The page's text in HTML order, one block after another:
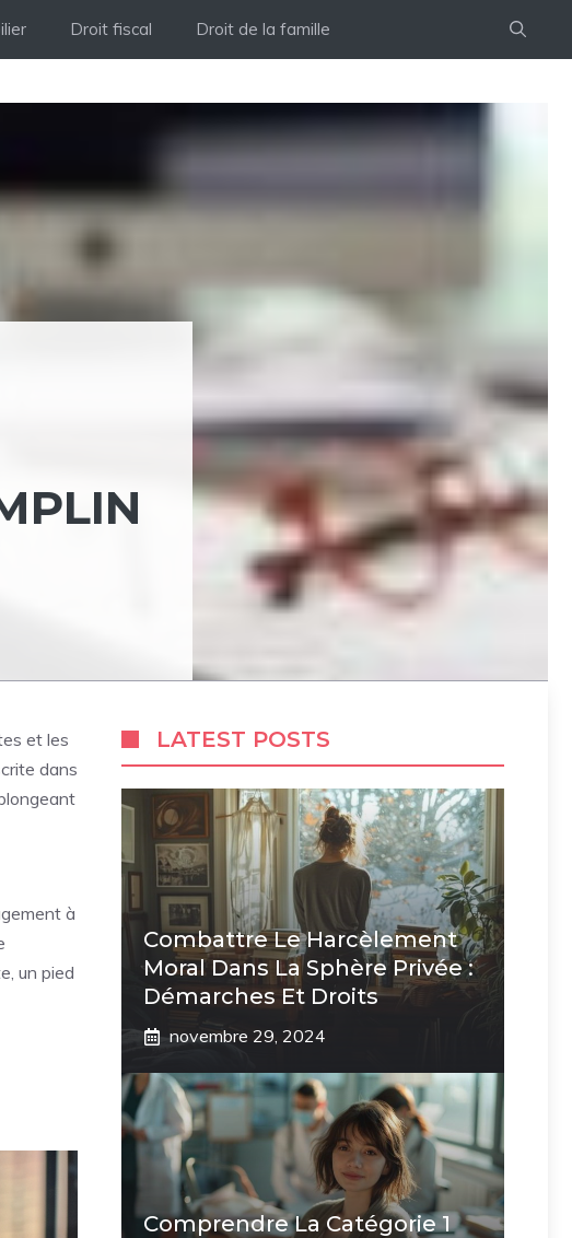
Droit fiscal Droit de la famille
et les
dans
à
un pied
LATEST POSTS
Combattre Le Harcèlement
Moral Dans La Sphère Privée :
Démarches Et Droits
novembre 29, 2024
Comprendre La Catégorie 1